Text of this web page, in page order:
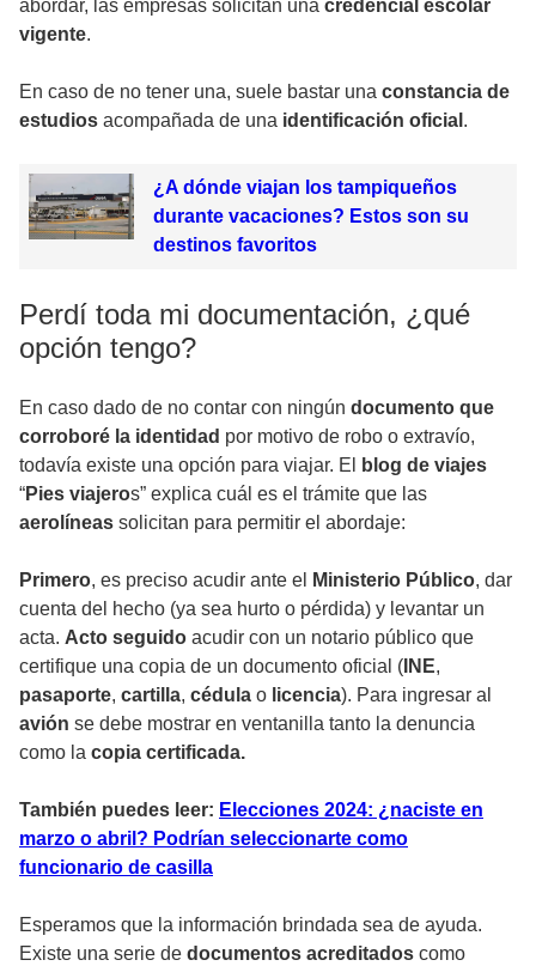
abordar, las empresas solicitan una credencial escolar
vigente.
En caso de no tener una, suele bastar una constancia de
estudios acompañada de una identificación oficial .
¿A dónde viajan los tampiqueños
durante vacaciones? Estos son su
destinos favoritos
Perdí toda mi documentación, ¿qué
opción tengo?
En caso dado de no contar con ningún documento que
corroboré la identidad por motivo de robo o extravío,
todavía existe una opción para viajar. El
blog de viajes
“Pies viajeros” explica cuál es el trámite que las
aerolíneas solicitan para permitir el abordaje:
Primero, es preciso acudir ante el Ministerio Público, dar
cuenta del hecho (ya sea hurto o pérdida) y levantar un
acta. Acto seguido acudir con un notario público que
certifique una copia de un documento oficial ( INE,
pasaporte, cartilla, cédula o licencia). Para ingresar al
avión se debe mostrar en ventanilla tanto la denuncia
como la copia certificada.
También puedes leer: Elecciones 2024: ¿naciste en
marzo o abril? Podrían seleccionarte como
funcionario de casilla
Esperamos que la información brindada sea de ayuda.
Existe una serie de documentos acreditados como